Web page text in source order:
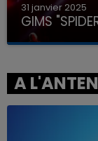
31 janvier 2025
GIMS
A